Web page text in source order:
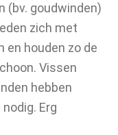
(bv. goudwinden)
zich met
en houden zo de
Vissen
hebben
Erg